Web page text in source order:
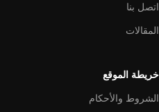
اتصل بنا
المقالات
خريطة الموقع
الشروط والأحكام